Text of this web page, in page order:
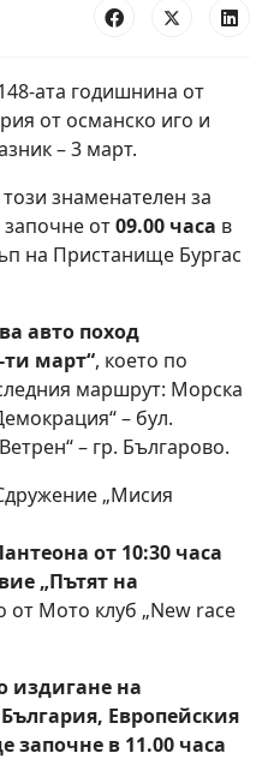
ата годишнина от
от османско иго и
– 3 март.
знаменателен за
от09.00 часа в
на Пристанище Бургас
авто поход
ти март“, което по
маршрут: Морска
– бул.
– гр. Българово.
„Мисия
от 10:30 часа
„Пътят на
от Мото клуб „New race
издигане на
Европейския
в 11.00 часа